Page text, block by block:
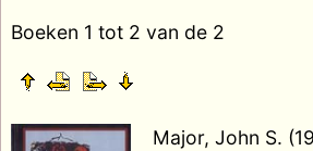
Boeken 1 tot 2 van de 2
Major, John S.